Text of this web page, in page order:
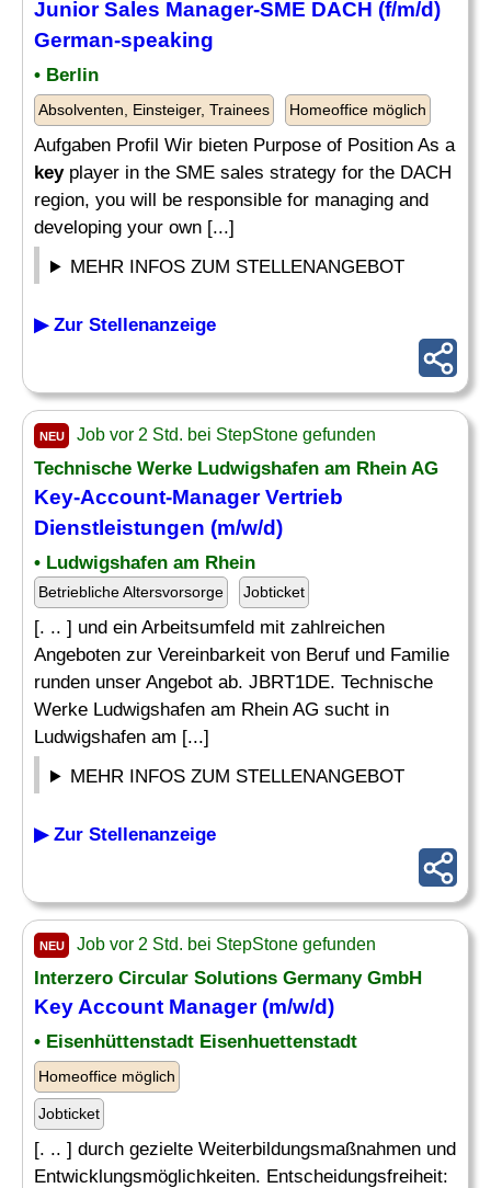
Junior Sales Manager-SME DACH (f/m/d)
German-speaking
• Berlin
Absolventen, Einsteiger, Trainees Homeoffice möglich
Aufgaben Profil Wir bieten Purpose of Position As a
keyplayer in the SME sales strategy for the DACH
region, you will be responsible for managing and
developing your own [...]
MEHR INFOS ZUM STELLENANGEBOT
▶ Zur Stellenanzeige
NEU Job vor 2 Std. bei StepStone gefunden
Technische Werke Ludwigshafen am Rhein AG
Key-Account-ManagerVertrieb
Dienstleistungen (m/w/d)
• Ludwigshafen am Rhein
Betriebliche Altersvorsorge Jobticket
[. .. ] und ein Arbeitsumfeld mit zahlreichen
Angeboten zur Vereinbarkeit von Beruf und Familie
runden unser Angebot ab. JBRT1DE. Technische
Werke Ludwigshafen am Rhein AG sucht in
Ludwigshafen am [...]
MEHR INFOS ZUM STELLENANGEBOT
▶ Zur Stellenanzeige
NEU Job vor 2 Std. bei StepStone gefunden
Interzero Circular Solutions Germany GmbH
Key Account Manager(m/w/d)
• Eisenhüttenstadt Eisenhuettenstadt
Homeoffice möglich
Jobticket
[. .. ] durch gezielte Weiterbildungsmaßnahmen und
Entwicklungsmöglichkeiten. Entscheidungsfreiheit: